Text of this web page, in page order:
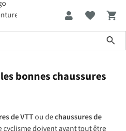
bonnes chaussures
de VTTou dechaussures de
cyclisme doivent avant tout être